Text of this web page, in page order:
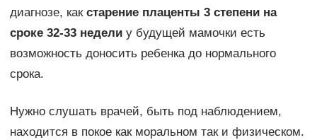
диагнозе, как старение плаценты 3 степени на
сроке 32-33 неделиу будущей мамочки есть
возможность доносить ребенка до нормального
срока.
Нужно слушать врачей, быть под наблюдением,
находится в покое как моральном так и физическом.